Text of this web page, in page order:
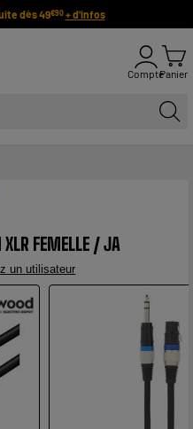
dès 49€90 + d'infos
ComptePanier
FEMELLE / JA
un utilisateur